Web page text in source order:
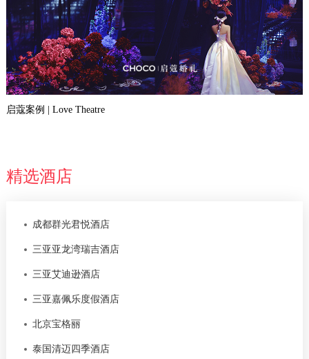
启蔻案例 | Love Theatre
精选酒店
成都群光君悦酒店
三亚亚龙湾瑞吉酒店
三亚艾迪逊酒店
三亚嘉佩乐度假酒店
北京宝格丽
泰国清迈四季酒店